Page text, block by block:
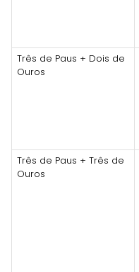
Três de Paus + Dois de
Ouros
Três de Paus + Três de
Ouros